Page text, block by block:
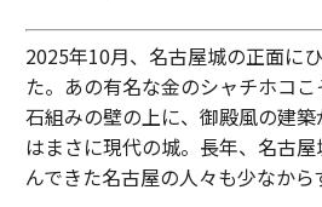
2025年10月、名古屋城の正面に
た。あの有名な金のシャチホコこ
石組みの壁の上に、御殿風の建
はまさに現代の城。長年、名古
んできた名古屋の人々も少なから